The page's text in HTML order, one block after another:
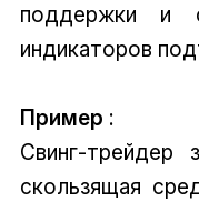
поддержки и
индикаторов
Пример :
Свинг-трейдер
скользящая